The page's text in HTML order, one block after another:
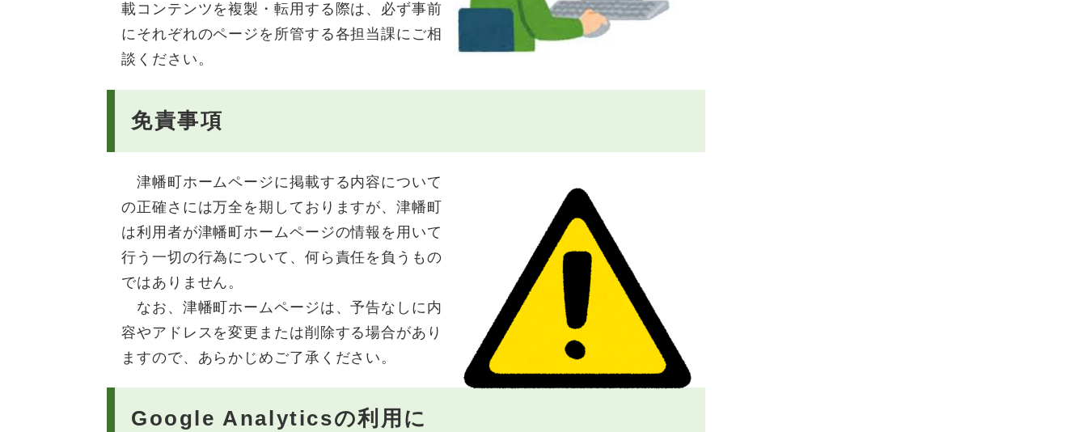
載コンテンツを複製・転用する際は、必ず事前
にそれぞれのページを所管する各担当課にご相
談ください。
免責事項
津幡町ホームページに掲載する内容について
の正確さには万全を期しておりますが、津幡町
は利用者が津幡町ホームページの情報を用いて
行う一切の行為について、何ら責任を負うもの
ではありません。
なお、津幡町ホームページは、予告なしに内
容やアドレスを変更または削除する場合があり
ますので、あらかじめご了承ください。
Google Analyticsの利用に